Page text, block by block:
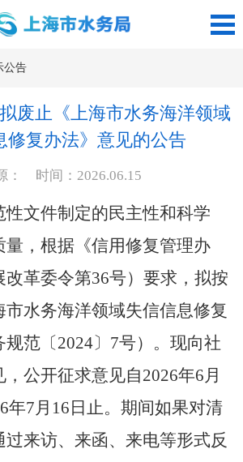
公告
废止《上海市水务海洋领域
修复办法》意见的公告
： 时间：2026.06.15
文件制定的民主性和科学
量，根据《信用修复管理办
革委令第36号）要求，拟按
水务海洋领域失信信息修复
规范〔2024〕7号）。现向社
公开征求意见自2026年6月
年7月16日止。期间如果对清
来访、来函、来电等形式反